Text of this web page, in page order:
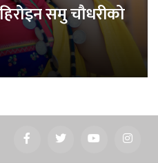
समु चौधरीको